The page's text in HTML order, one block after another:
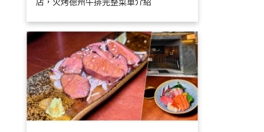
店，火烤德州牛排完整菜單介紹